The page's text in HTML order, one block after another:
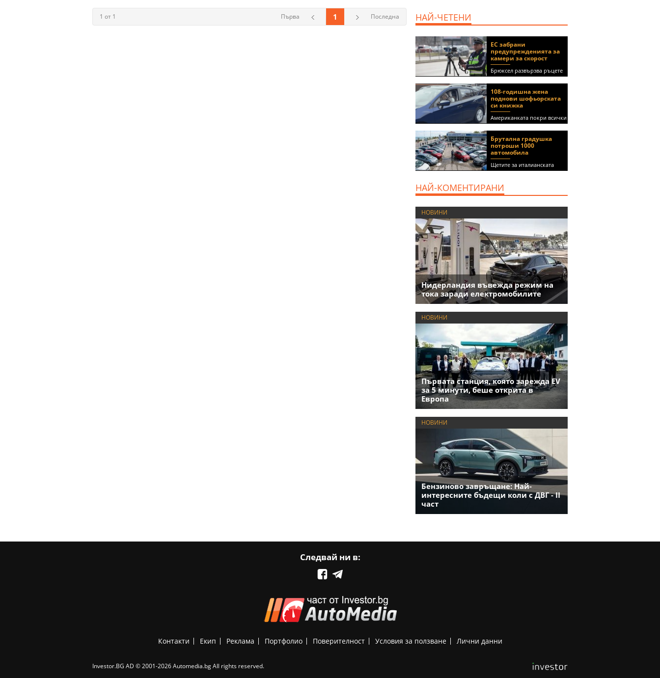
1 от 1 Последна
1
Първа НАЙ-ЧЕТЕНИ
ЕС забрани
предупрежденията за
камери за скорост
Брюксел развързва ръцете
на правителствата за
приложения като Waze и
Google Maps
108-годишна жена
поднови шофьорската
си книжка
Американката покри всички
медицински изисквания, за
(ВИДЕО)
Брутална градушка
потроши 1000
автомобила
Щетите за италианската
автокъща се оценяват на 5
НАЙ-КОМЕНТИРАНИ
НОВИНИ
Нидерландия въвежда режим на
тока заради електромобилите
НОВИНИ
Първата станция, която зарежда EV
за 5 минути, беше открита в
Европа
НОВИНИ
Бензиново завръщане: Най-
интересните бъдещи коли с ДВГ - II
част
Следвай ни в:
Контакти Екип Реклама Портфолио Поверителност Условия за ползване Лични данни
Investor.BG AD © 2001-2026 Automedia.bg All rights reserved.